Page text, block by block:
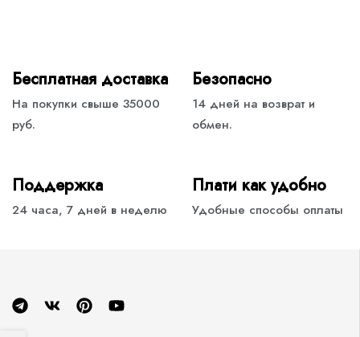
Бесплатная доставка
На покупки свыше 35000
руб.
Безопасно
14 дней на возврат и
обмен.
Поддержка
24 часа, 7 дней в неделю
Плати как удобно
Удобные способы оплаты